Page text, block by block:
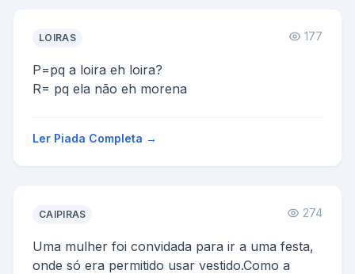
LOIRAS 177
P=pq a loira eh loira?
R= pq ela não eh morena
Ler Piada Completa →
CAIPIRAS 274
Uma mulher foi convidada para ir a uma festa,
onde só era permitido usar vestido.Como a